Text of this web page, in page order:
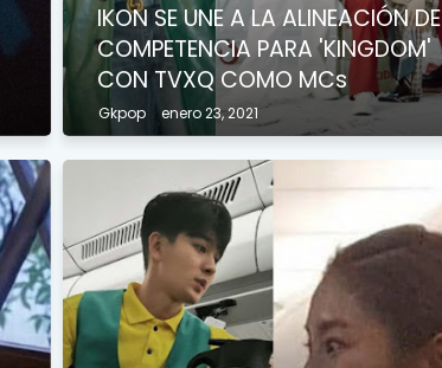
IKON SE UNE A LA ALINEACIÓN DE
COMPETENCIA PARA 'KINGDOM'
CON TVXQ COMO MCs
Gkpop enero 23, 2021